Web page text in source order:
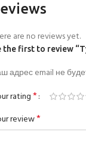
are no reviews yet.
the first to review
адрес email не
rating*
review*